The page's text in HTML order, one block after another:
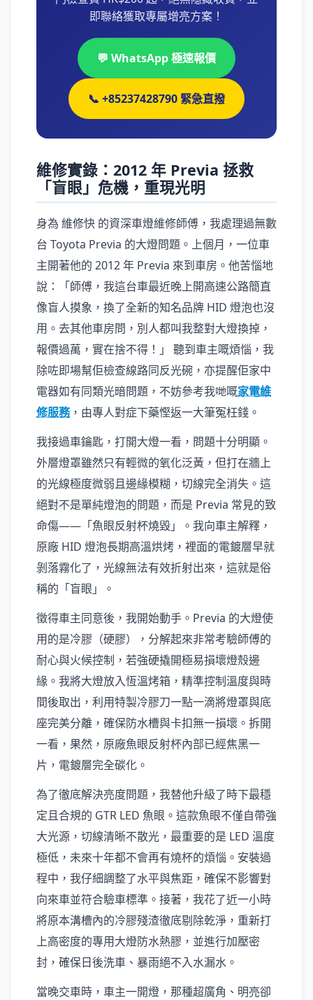
即聯絡獲取專屬增亮方案！
💬 WhatsApp 極速報價
📞 +85237428790 緊急直撥
維修實錄：2012 年 Previa 拯救
「盲眼」危機，重現光明
身為 維修快 的資深車燈維修師傅，我處理過無數
台 Toyota Previa 的大燈問題。上個月，一位車
主開著他的 2012 年 Previa 來到車房。他苦惱地
說：「師傅，我這台車最近晚上開高速公路簡直
像盲人摸象，換了全新的知名品牌 HID 燈泡也沒
用。去其他車房問，別人都叫我整對大燈換掉，
報價過萬，實在捨不得！」 聽到車主嘅煩惱，我
除咗即場幫佢檢查線路同反光碗，亦提醒佢家中
電器如有同類光暗問題，不妨參考我哋嘅家電維
修服務，由專人對症下藥慳返一大筆冤枉錢。
我接過車鑰匙，打開大燈一看，問題十分明顯。
外層燈罩雖然只有輕微的氧化泛黃，但打在牆上
的光線極度微弱且邊緣模糊，切線完全消失。這
絕對不是單純燈泡的問題，而是 Previa 常見的致
命傷——「魚眼反射杯燒毀」。我向車主解釋，
原廠 HID 燈泡長期高溫烘烤，裡面的電鍍層早就
剝落霧化了，光線無法有效折射出來，這就是俗
稱的「盲眼」。
徵得車主同意後，我開始動手。Previa 的大燈使
用的是冷膠（硬膠），分解起來非常考驗師傅的
耐心與火候控制，若強硬撬開極易損壞燈殼邊
緣。我將大燈放入恆溫烤箱，精準控制溫度與時
間後取出，利用特製冷膠刀一點一滴將燈罩與底
座完美分離，確保防水槽與卡扣無一損壞。拆開
一看，果然，原廠魚眼反射杯內部已經焦黑一
片，電鍍層完全碳化。
為了徹底解決亮度問題，我替他升級了時下最穩
定且合規的 GTR LED 魚眼。這款魚眼不僅自帶強
大光源，切線清晰不散光，最重要的是 LED 溫度
極低，未來十年都不會再有燒杯的煩惱。安裝過
程中，我仔細調整了水平與焦距，確保不影響對
向來車並符合驗車標準。接著，我花了近一小時
將原本溝槽內的冷膠殘渣徹底剔除乾淨，重新打
上高密度的專用大燈防水熱膠，並進行加壓密
封，確保日後洗車、暴雨絕不入水漏水。
當晚交車時，車主一開燈，那種超廣角、明亮卻